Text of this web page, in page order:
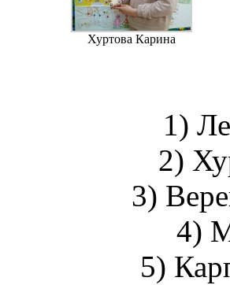
Хуртова Карина
1)
2)
3)
4)
5)